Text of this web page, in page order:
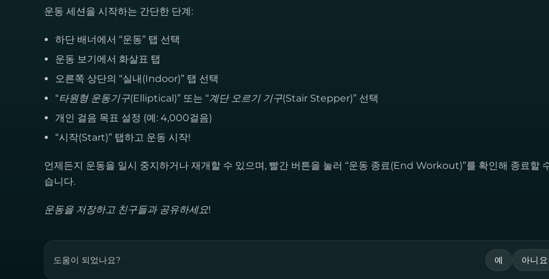
운동 세션을 시작하는 간단한 단계:
하단 배너에서 “운동” 탭 선택
운동 보기에서 화살표 탭
오른쪽 상단의 “실내(Indoor)” 탭 선택
“타원형 운동기구(Elliptical)” 또는 “계단 오르기 기구(Stair Stepper)” 선택
개인 걸음 목표 설정 (예: 4,000걸음)
“시작(Start)” 탭하고 운동 시작!
언제든지 운동을 일시 중지하거나 재개할 수 있으며, 빨간 버튼을 눌러 “운동 종료(End Workout)”를 확인해 종료할
습니다.
운동을 저장하고 친구들과 공유하세요!
도움이 되었나요? 예 아니요